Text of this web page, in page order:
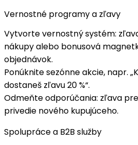
Vernostné programy a zľavy
Vytvortevernostný systém:
nákupy alebo bonusová
objednávok.
Ponúknitesezónne akcie, napr. „
dostaneš zľavu 20 %“.
Odmeňteodporúčania: zľava
privedie nového kupujúceho.
Spolupráce a B2B služby